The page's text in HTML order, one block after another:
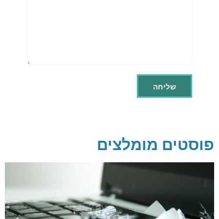
פוסטים מומלצים